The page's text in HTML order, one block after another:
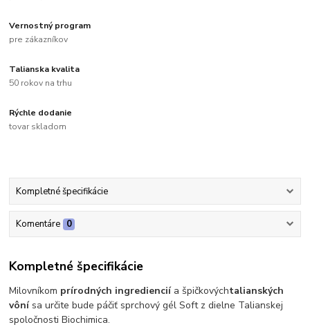
Vernostný program
pre zákazníkov
Talianska kvalita
50 rokov na trhu
Rýchle dodanie
tovar skladom
Kompletné špecifikácie
Komentáre 0
Kompletné špecifikácie
Milovníkom prírodných ingredienciía špičkovýchtalianských
vônísa určite bude páčiť sprchový gél Soft z dielne Talianskej
spoločnosti Biochimica.